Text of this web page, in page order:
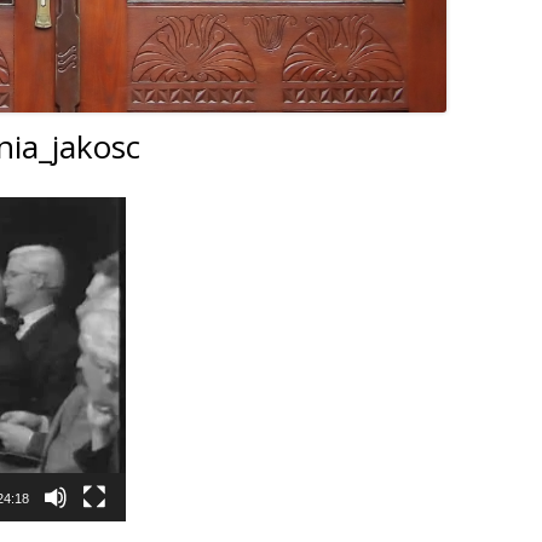
S.A.
i wicedyrektorzy Szkoły
i wychowankowie
w latach 1939 –
obiektywie
Biblioteka absolwentów
Kalendarium 2010
Kalendarium 2008